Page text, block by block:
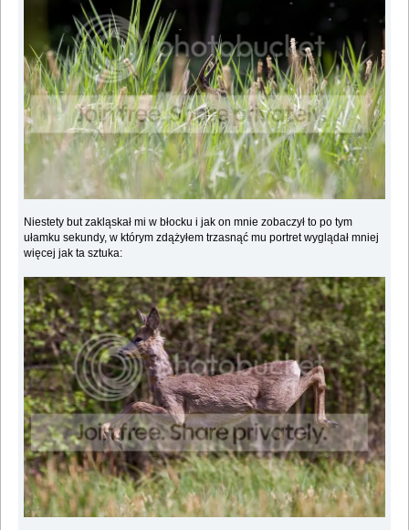
Niestety but zakląskał mi w błocku i jak on mnie zobaczył to po tym
ułamku sekundy, w którym zdążyłem trzasnąć mu portret wyglądał mniej
więcej jak ta sztuka: